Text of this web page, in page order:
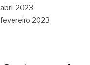
abril 2023
fevereiro 2023